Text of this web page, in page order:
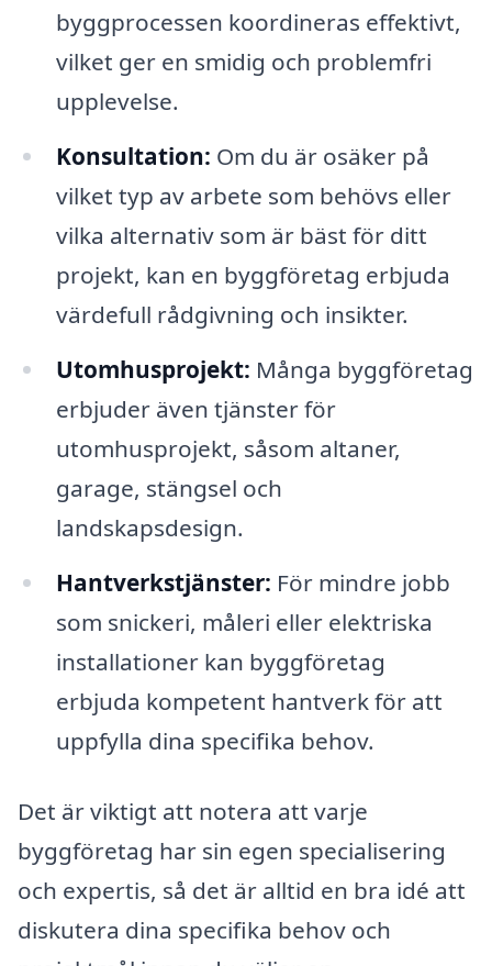
byggprocessen koordineras effektivt,
vilket ger en smidig och problemfri
upplevelse.
Konsultation: Om du är osäker på
vilket typ av arbete som behövs eller
vilka alternativ som är bäst för ditt
projekt, kan en byggföretag erbjuda
värdefull rådgivning och insikter.
Utomhusprojekt: Många byggföretag
erbjuder även tjänster för
utomhusprojekt, såsom altaner,
garage, stängsel och
landskapsdesign.
Hantverkstjänster: För mindre jobb
som snickeri, måleri eller elektriska
installationer kan byggföretag
erbjuda kompetent hantverk för att
uppfylla dina specifika behov.
Det är viktigt att notera att varje
byggföretag har sin egen specialisering
och expertis, så det är alltid en bra idé att
diskutera dina specifika behov och